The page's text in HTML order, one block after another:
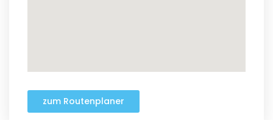
zum Routenplaner